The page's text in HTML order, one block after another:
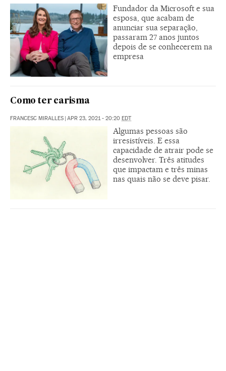
Fundador da Microsoft e sua
esposa, que acabam de
anunciar sua separação,
passaram 27 anos juntos
depois de se conhecerem na
empresa
Como ter carisma
FRANCESC MIRALLES | APR 23, 2021 - 20:20 EDT
Algumas pessoas são
irresistíveis. E essa
capacidade de atrair pode se
desenvolver. Três atitudes
que impactam e três minas
nas quais não se deve pisar.